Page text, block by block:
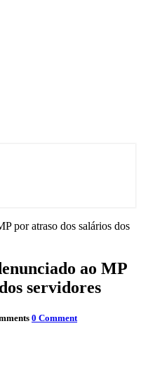
por atraso dos salários dos
ao MP
servidores
0 Comment